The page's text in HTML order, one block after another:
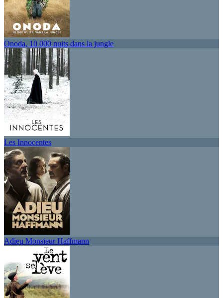
Onoda, 10 000 nuits dans la jungle
Les Innocentes
Adieu Monsieur Haffmann